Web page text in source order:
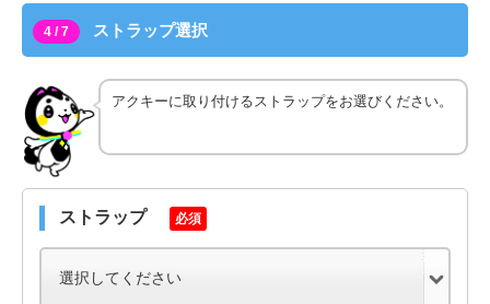
4 / 7 ストラップ選択
アクキーに取り付けるストラップをお選びください。
ストラップ 必須